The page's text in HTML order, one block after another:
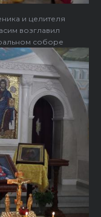
и целителя
возглавил
соборе